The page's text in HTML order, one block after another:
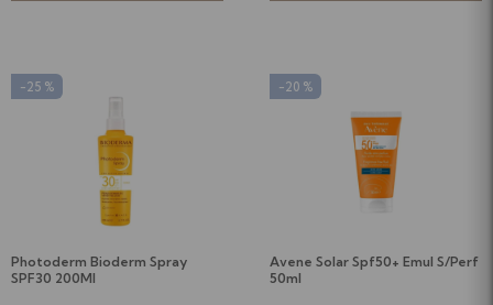
-25 %
Photoderm Bioderm Spray
SPF30 200Ml
-20 %
Avene Solar Spf50+ Emul S/Perf
50ml